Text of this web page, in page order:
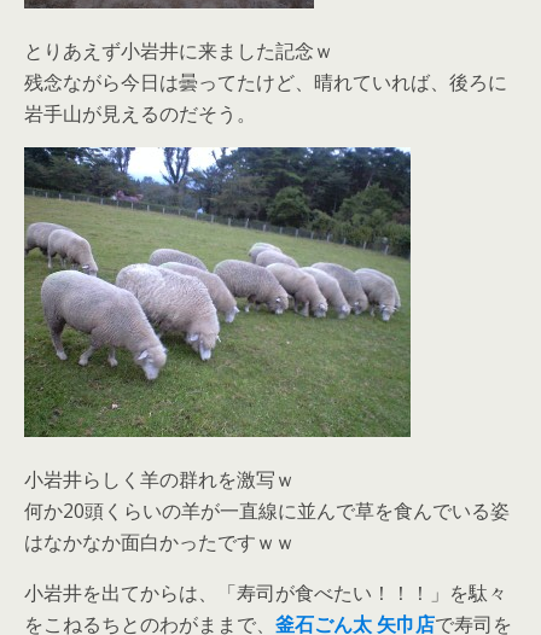
とりあえず小岩井に来ました記念ｗ
残念ながら今日は曇ってたけど、晴れていれば、後ろに
岩手山が見えるのだそう。
小岩井らしく羊の群れを激写ｗ
何か20頭くらいの羊が一直線に並んで草を食んでいる姿
はなかなか面白かったですｗｗ
小岩井を出てからは、「寿司が食べたい！！！」を駄々
をこねるちとのわがままで、 釜石ごん太 矢巾店で寿司を